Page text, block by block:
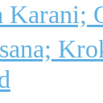
Karani;